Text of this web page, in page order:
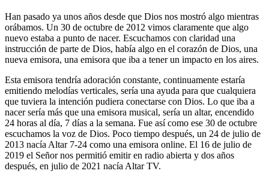
Han pasado ya unos años desde que Dios nos mostró algo mientras
orábamos. Un 30 de octubre de 2012 vimos claramente que algo
nuevo estaba a punto de nacer. Escuchamos con claridad una
instrucción de parte de Dios, había algo en el corazón de Dios, una
nueva emisora, una emisora que iba a tener un impacto en los aires.
Esta emisora tendría adoración constante, continuamente estaría
emitiendo melodías verticales, sería una ayuda para que cualquiera
que tuviera la intención pudiera conectarse con Dios. Lo que iba a
nacer sería más que una emisora musical, sería un altar, encendido
24 horas al día, 7 días a la semana. Fue así como ese 30 de octubre
escuchamos la voz de Dios. Poco tiempo después, un 24 de julio de
2013 nacía Altar 7-24 como una emisora online. El 16 de julio de
2019 el Señor nos permitió emitir en radio abierta y dos años
después, en julio de 2021 nacía Altar TV.